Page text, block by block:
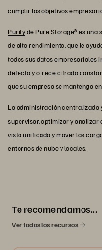
cumplir los objetivos
Purityde Pure Storage® es una
de alto rendimiento, que le
todos sus datos empresariales
defecto y ofrece cifrado
que su empresa se mantenga
La administración centralizada
supervisar, optimizar y analizar
vista unificada y mover las
entornos de nube y locales.
Te recomendamos...
Ver todos los recursos